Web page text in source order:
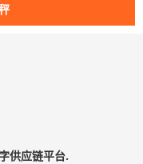
供应链平台.